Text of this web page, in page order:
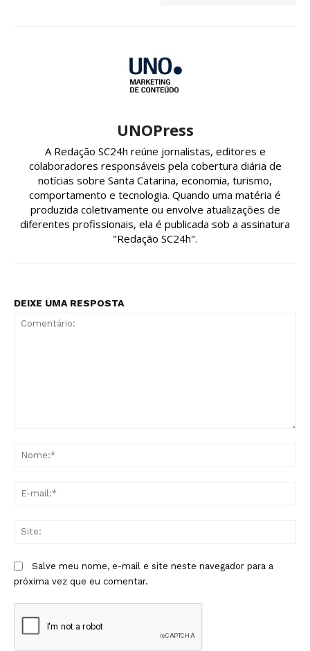
UNOPress
A Redação SC24h reúne jornalistas, editores e
colaboradores responsáveis pela cobertura diária de
notícias sobre Santa Catarina, economia, turismo,
comportamento e tecnologia. Quando uma matéria é
produzida coletivamente ou envolve atualizações de
diferentes profissionais, ela é publicada sob a assinatura
"Redação SC24h".
DEIXE UMA RESPOSTA
Salve meu nome, e-mail e site neste navegador para a
próxima vez que eu comentar.